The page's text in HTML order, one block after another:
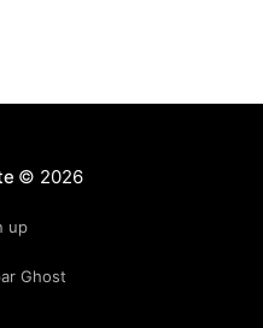
6 mois, et on arrive au
© 2026
up
Ghost